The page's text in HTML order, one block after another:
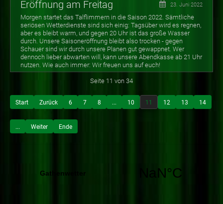
Eröffnung am Freitag 23. Juni 2022
Morgen startet das Talflimmern in die Saison 2022. Sämtliche
seriösen Wetterdienste sind sich einig: Tagsüber wird es regnen,
aber es bleibt warm, und gegen 20 Uhr ist das große Wasser
durch. Unsere Saisoneröffnung bleibt also trocken - gegen
Schauer sind wir durch unsere Planen gut gewappnet. Wer
dennoch lieber abwarten will, kann unsere Abendkasse ab 21 Uhr
nutzen. Wie auch immer: Wir freuen uns auf euch!
Seite 11 von 34
Start Zurück 6 7 8 ... 10 11 12 13 14
... Weiter Ende